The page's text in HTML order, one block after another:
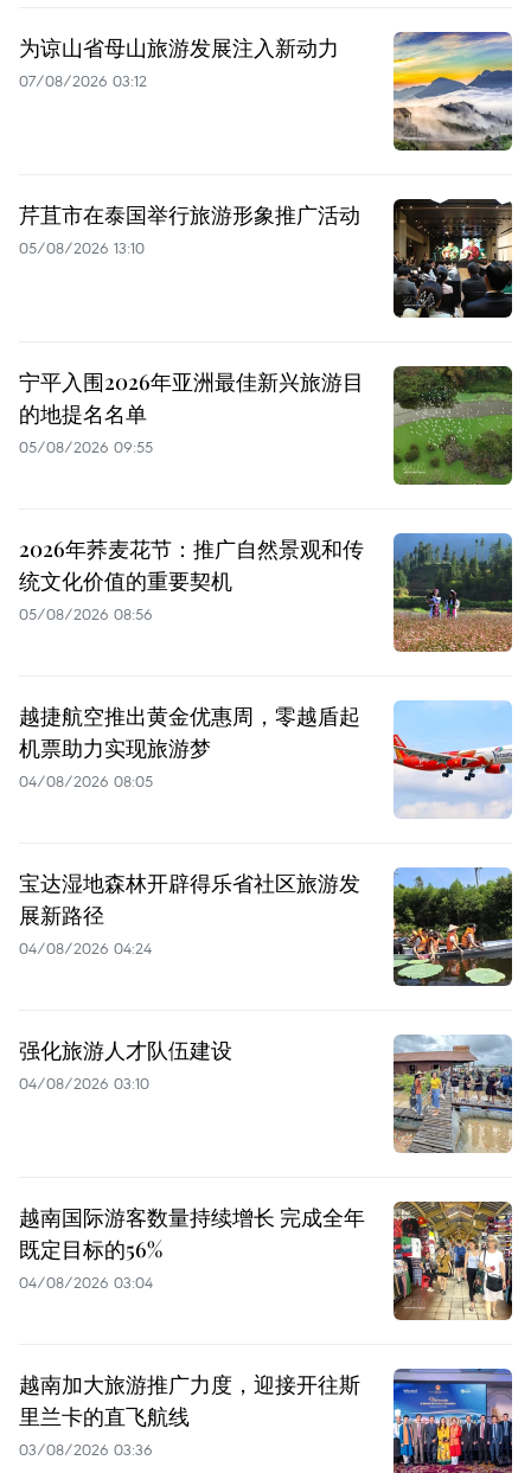
为谅山省母山旅游发展注入新动力
07/08/2026 03:12
芹苴市在泰国举行旅游形象推广活动
05/08/2026 13:10
宁平入围2026年亚洲最佳新兴旅游目
的地提名名单
05/08/2026 09:55
2026年荞麦花节：推广自然景观和传
统文化价值的重要契机
05/08/2026 08:56
越捷航空推出黄金优惠周，零越盾起
机票助力实现旅游梦
04/08/2026 08:05
宝达湿地森林开辟得乐省社区旅游发
展新路径
04/08/2026 04:24
强化旅游人才队伍建设
04/08/2026 03:10
越南国际游客数量持续增长 完成全年
既定目标的56%
04/08/2026 03:04
越南加大旅游推广力度，迎接开往斯
里兰卡的直飞航线
03/08/2026 03:36